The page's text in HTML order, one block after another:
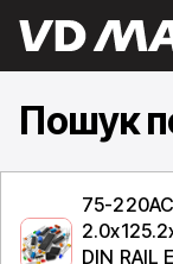
Пошук
75-
DIN RAIL